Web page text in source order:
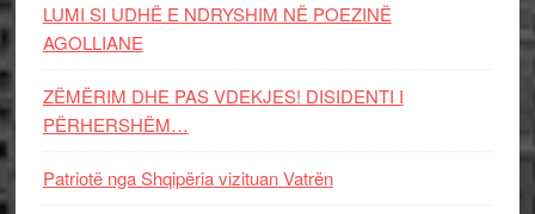
LUMI SI UDHË E NDRYSHIM NË POEZINË
AGOLLIANE
ZËMËRIM DHE PAS VDEKJES! DISIDENTI I
PËRHERSHËM…
Patriotë nga Shqipëria vizituan Vatrën